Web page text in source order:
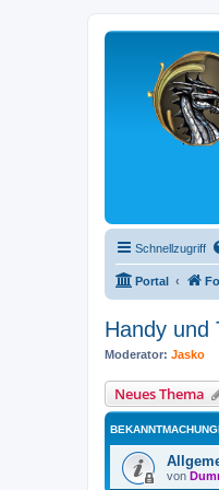
Schnellzugriff
Portal
Handy und
Moderator: Jasko
Neues Thema
von